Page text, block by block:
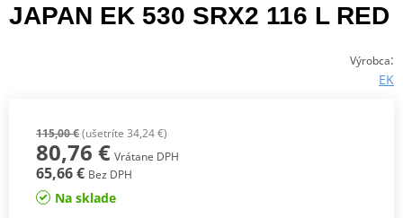
JAPAN EK 530 SRX2 116 L RED
Výrobca:
EK
115,00 €(ušetríte 34,24 €)
80,76 € Vrátane DPH
65,66 € Bez DPH
Na sklade